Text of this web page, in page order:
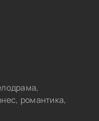
романтика,